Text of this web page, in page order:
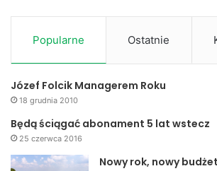
Popularne Ostatnie
Józef Folcik Managerem Roku
18 grudnia 2010
Będą ściągać abonament 5 lat wstecz
25 czerwca 2016
Nowy rok, nowy